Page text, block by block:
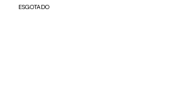
ESGOTADO